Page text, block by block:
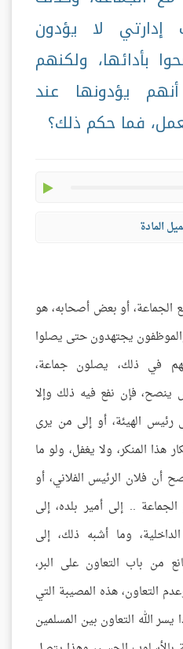
لا يؤدون
بأدائها، ولكنهم
يؤدونها عند
فما حكم ذلك؟
المادة
الجماعة، أو بعض أصحابه، هو
يجتهدون حتى يصلوا
في ذلك، يصلون جماعة،
فإن نفع فيه ذلك وإلا
رئيس الهيئة، أو إلى من يرى
هذا المنكر، ولا يغفل، ولو ما
أن فلان الرئيس الفلاني، أو
.. إلى أمير بلده، إلى
وما أشبه ذلك، إلى
من باب التعاون على البر،
التعاون، هذه المصيبة التي
يسر الله التعاون بين المسلمين